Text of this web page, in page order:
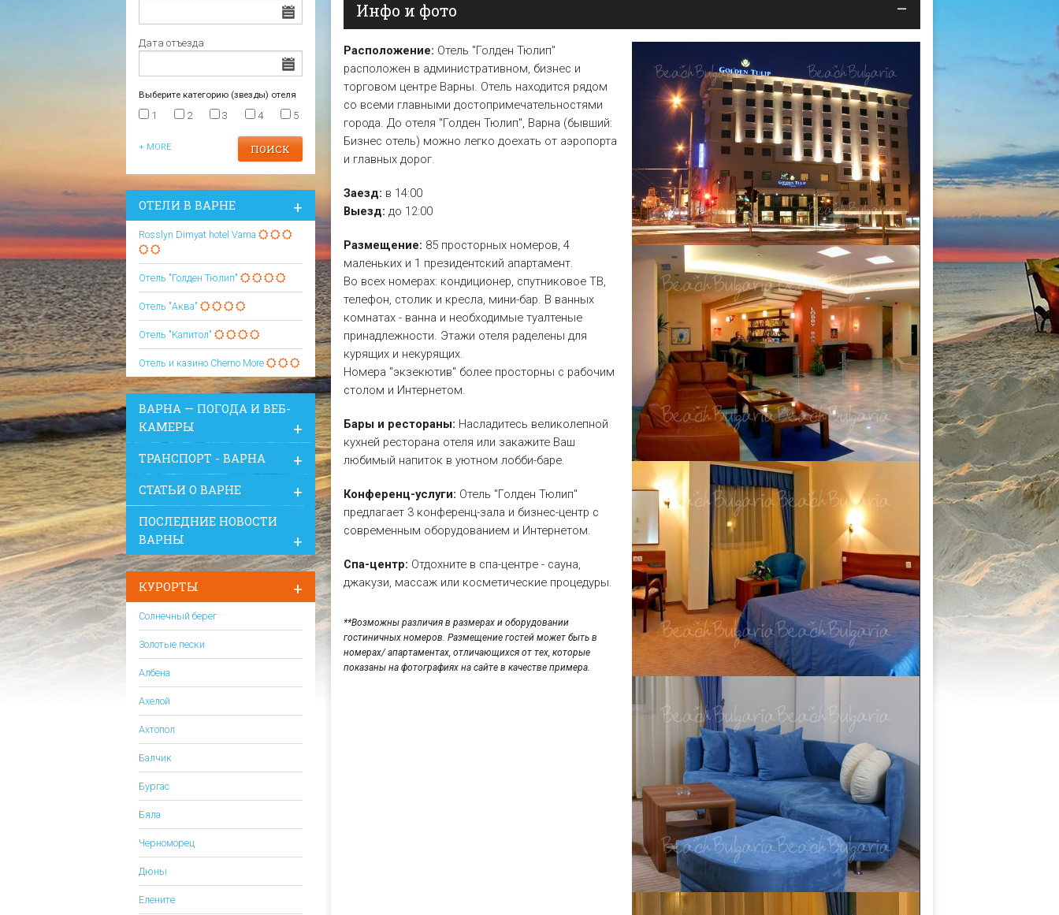
Елена
Елена
Инфо и фото
Расположение: Отель "Голден Тюлип"
расположен в административном, бизнес и
торговом центре Варны. Отель находится рядом
со всеми главными достопримечательностями
города. До отеля "Голден Тюлип", Варна (бывший:
Бизнес отель) можно легко доехать от аэропорта
и главных дорог.
Заезд: в 14:00
Выезд: до 12:00
Размещение: 85 просторных номеров, 4
маленьких и 1 президентский апартамент.
Во всех номерах: кондиционер, спутниковое ТВ,
телефон, столик и кресла, мини-бар. В ванных
комнатах - ванна и необходимые туалтеные
принадлежности. Этажи отеля раделены для
курящих и некурящих.
Номера "экзекютив" более просторны с рабочим
столом и Интернетом.
Бары и рестораны: Насладитесь великолепной
кухней ресторана отеля или закажите Ваш
любимый напиток в уютном лобби-баре.
Конференц-услуги: Отель "Голден Тюлип"
предлагает 3 конференц-зала и бизнес-центр с
современным оборудованием и Интернетом.
Спа-центр: Отдохните в спа-центре - сауна,
джакузи, массаж или косметические процедуры.
**Возможны различия в размерах и оборудовании
гостиничных номеров. Размещение гостей может быть в
номерах/ апартаментах, отличающихся от тех, которые
показаны на фотографиях на сайте в качестве примера.
Дата отъезда
Выберите категорию (звезды) отеля
1 2 3 4 5
+ MORE
ОТЕЛИ В ВАРНЕ
Rosslyn Dimyat hotel Varna
Отель "Голден Тюлип"
Отель "Аква"
Отель "Капитол"
Отель и казино Cherno More
ВАРНА — ПОГОДА И ВЕБ-
КАМЕРЫ
ТРАНСПОРТ - ВАРНА
СТАТЬИ О ВАРНЕ
ПОСЛЕДНИЕ НОВОСТИ
ВАРНЫ
КУРОРТЫ
Солнечный берег
Золотые пески
Албена
Ахелой
Ахтопол
Балчик
Бургас
Бяла
Черноморец
Дюны
Елените